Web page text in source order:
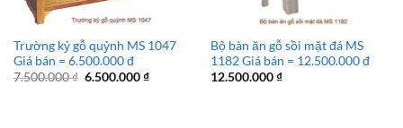
Trường kỷ gỗ quỷnh MS 1047
Giá bán = 6.500.000 đ
7.500.000₫ Giá
6.500.000₫Giá
Bộ bàn ăn gỗ sồi mặt đá MS
1182 Giá bán = 12.500.000 đ
12.500.000₫